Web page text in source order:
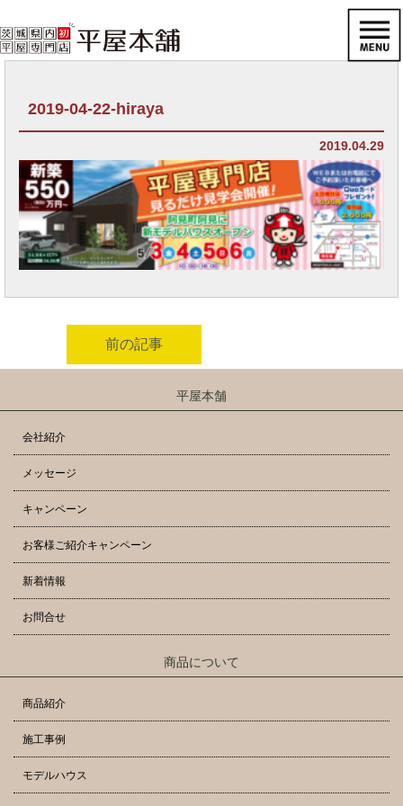
2019-04-22-hiraya
2019.04.29
前の記事
平屋本舗
会社紹介
メッセージ
キャンペーン
お客様ご紹介キャンペーン
新着情報
お問合せ
商品について
商品紹介
施工事例
モデルハウス